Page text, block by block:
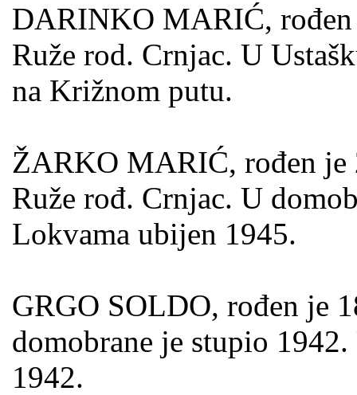
DARINKO MARIĆ,
Ruže rod. Crnjac. U
na Križnom putu.
ŽARKO MARIĆ, rođen
Ruže rođ. Crnjac. U
Lokvama ubijen 1945.
GRGO SOLDO, rođen je
domobrane je stupio
1942.